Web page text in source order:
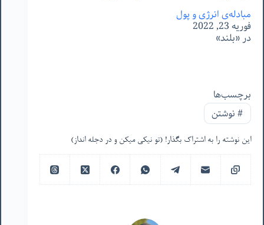
مبادله‌ی انرژی و پول
فوریه 23, 2022
در «بلند»
برچسب‌ها
#نوشتن
این نوشته را به اشتراک بگذار! (تو نیکی میکن و در دجله انداز)